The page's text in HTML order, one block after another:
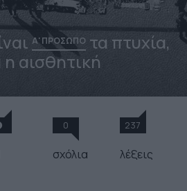
Α' ΠΡΟΣΩΠΟ τα πτυχία,
αισθητική
0
σχόλια
237
λέξεις